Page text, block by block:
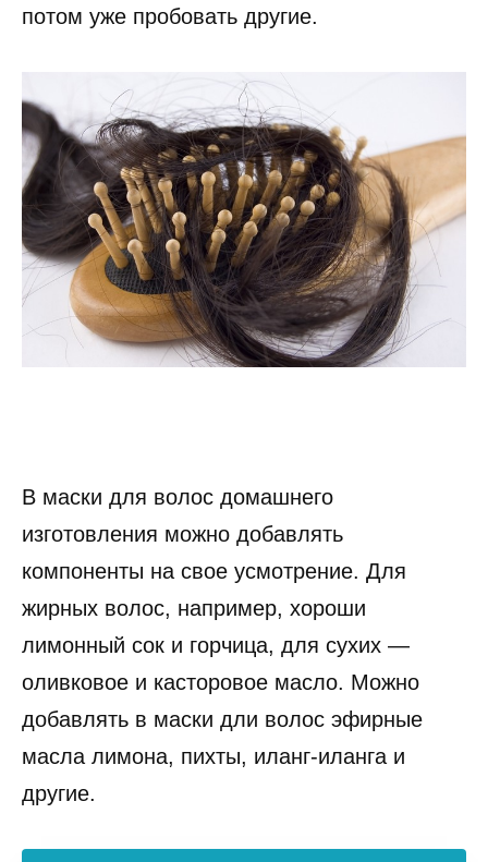
потом уже пробовать другие.
В маски для волос домашнего
изготовления можно добавлять
компоненты на свое усмотрение. Для
жирных волос, например, хороши
лимонный сок и горчица, для сухих —
оливковое и касторовое масло. Можно
добавлять в маски дли волос эфирные
масла лимона, пихты, иланг-иланга и
другие.